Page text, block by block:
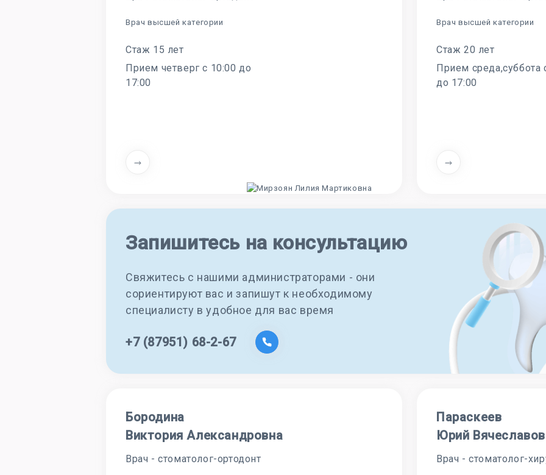
Врач высшей категории
Стаж 15 лет
Прием четверг с 10:00 до
17:00
Врач высшей категории
Стаж 20 лет
Прием среда,суббота
до 17:00
Запишитесь на консультацию
Свяжитесь с нашими администраторами - они
сориентируют вас и запишут к необходимому
специалисту в удобное для вас время
+7 (87951) 68-2-67
Бородина
Виктория Александровна
Врач - стоматолог-ортодонт
Параскеев
Юрий
Врач - стоматолог-